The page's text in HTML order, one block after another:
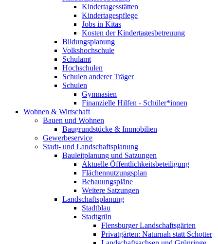
Kindertagesstätten
Kindertagespflege
Jobs in Kitas
Kosten der Kindertagesbetreuung
Bildungsplanung
Volkshochschule
Schulamt
Hochschulen
Schulen anderer Träger
Schulen
Gymnasien
Finanzielle Hilfen - Schüler*innen
Wohnen & Wirtschaft
Bauen und Wohnen
Baugrundstücke & Immobilien
Gewerbeservice
Stadt- und Landschaftsplanung
Bauleitplanung und Satzungen
Aktuelle Öffentlichkeitsbeteiligung
Flächennutzungsplan
Bebauungspläne
Weitere Satzungen
Landschaftsplanung
Stadtblau
Stadtgrün
Flensburger Landschaftsgärten
Privatgärten: Naturnah statt Schotter